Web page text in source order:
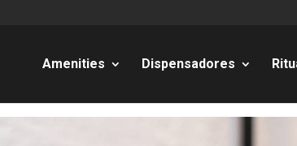
Amenities Dispensadores